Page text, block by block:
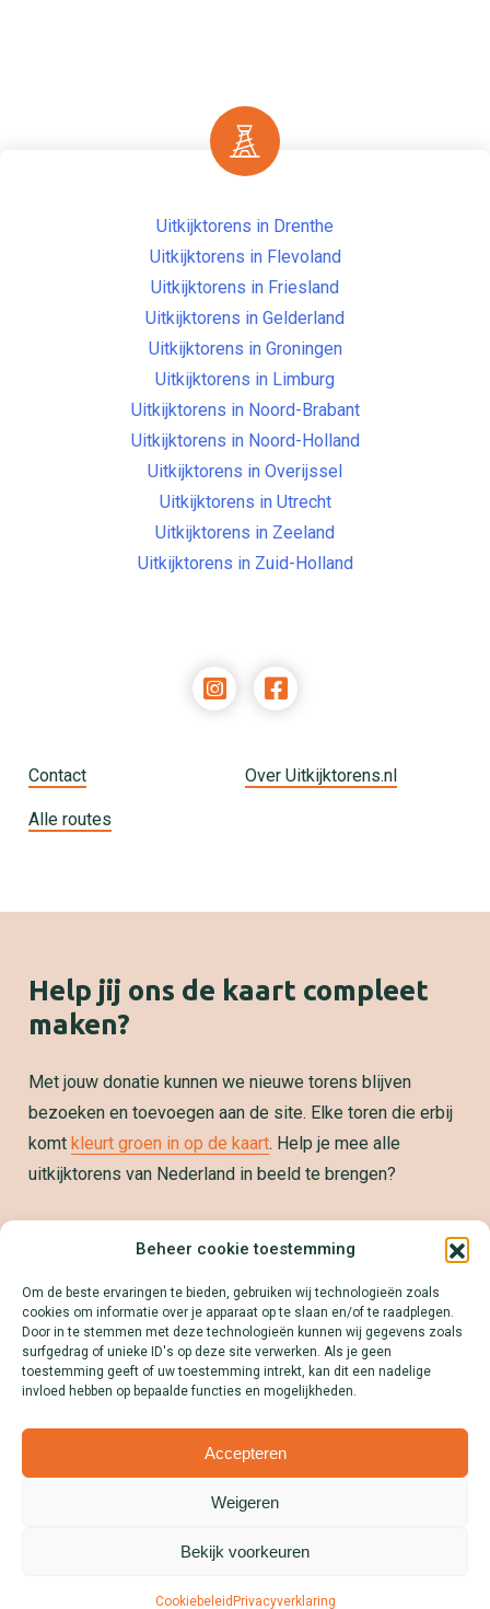
Beheer cookie toestemming
Om de beste ervaringen te bieden, gebruiken wij technologieën zoals
cookies om informatie over je apparaat op te slaan en/of te raadplegen.
Door in te stemmen met deze technologieën kunnen wij gegevens zoals
surfgedrag of unieke ID's op deze site verwerken. Als je geen
toestemming geeft of uw toestemming intrekt, kan dit een nadelige
invloed hebben op bepaalde functies en mogelijkheden.
Accepteren
Weigeren
Bekijk voorkeuren
Cookiebeleid Privacyverklaring
Contact Over Uitkijktorens.nl
Alle routes
Uitkijktorens in Drenthe
Uitkijktorens in Flevoland
Uitkijktorens in Friesland
Uitkijktorens in Gelderland
Uitkijktorens in Groningen
Uitkijktorens in Limburg
Uitkijktorens in Noord-Brabant
Uitkijktorens in Noord-Holland
Uitkijktorens in Overijssel
Uitkijktorens in Utrecht
Uitkijktorens in Zeeland
Uitkijktorens in Zuid-Holland
Help jij ons de kaart compleet
maken?
Met jouw donatie kunnen we nieuwe torens blijven
bezoeken en toevoegen aan de site. Elke toren die erbij
komt kleurt groen in op de kaart. Help je mee alle
uitkijktorens van Nederland in beeld te brengen?
Samenwerken?
kaart! Download onze Mediakit en ontdek alle
mogelijkheden.
Lees meer
Cookies